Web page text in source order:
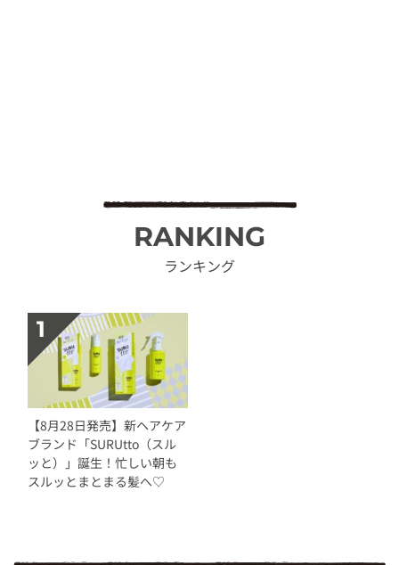
RANKING
ランキング
【8月28日発売】新ヘアケア
ブランド「SURUtto（スル
ッと）」誕生！忙しい朝も
スルッとまとまる髪へ♡